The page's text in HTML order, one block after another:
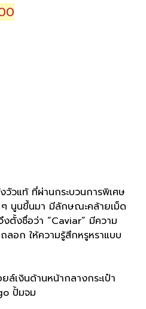
วัวแท้ ที่ผ่านกระบวนการพิเศษ
ๆ นูนขึ้นมา มีลักษณะคล้ายเม็ด
ตั้งชื่อว่า “Caviar” มีความ
อก ให้ความรู้สึกหรูหราแบบ
เงินด้านหน้ากลางกระเป๋า
ปั้มจม